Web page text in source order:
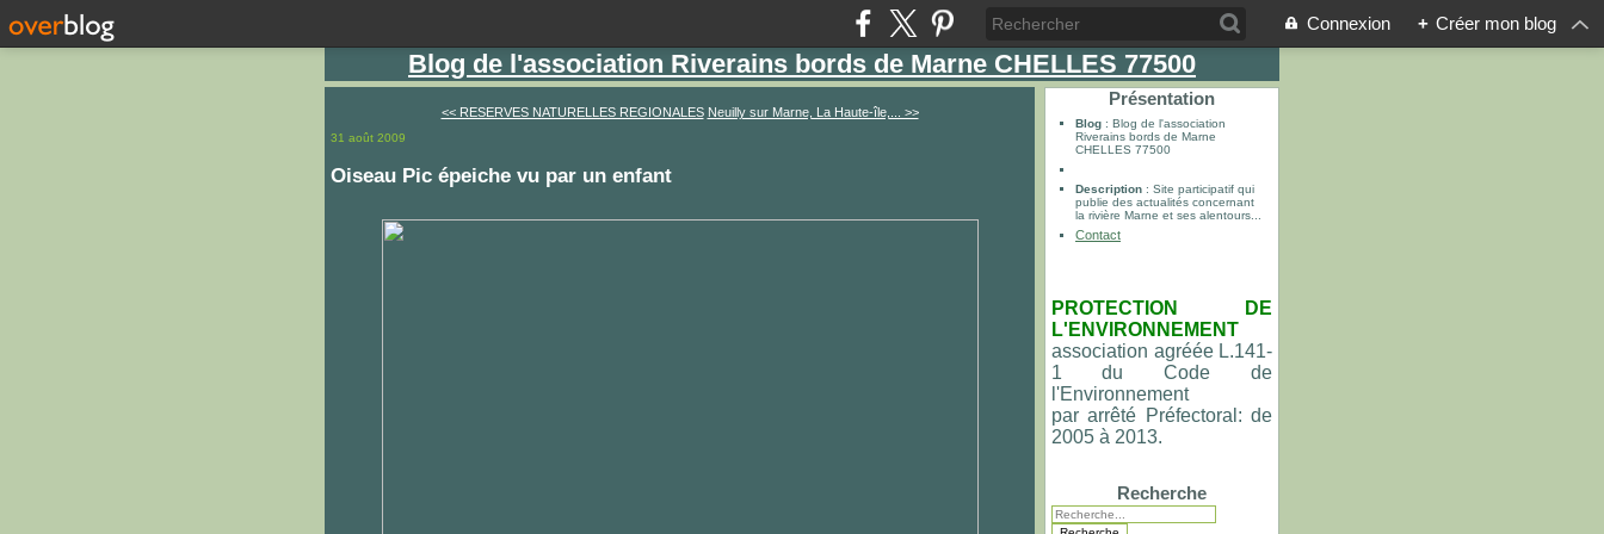
Connexion + Créer mon blog
Blog de l'association Riverains bords de Marne CHELLES 77500
<< RESERVES NATURELLES REGIONALES Neuilly sur Marne, La Haute-île,... >>
31 août 2009
Oiseau Pic épeiche vu par un enfant
Présentation
Blog : Blog de l'association
Riverains bords de Marne
CHELLES 77500
Description : Site participatif qui
publie des actualités concernant
la rivière Marne et ses alentours...
Contact
PROTECTION DE
L'ENVIRONNEMENT
association agréée L.141-
1
du Code de
l'Environnement
par arrêté Préfectoral: de
2005 à 2013.
Recherche